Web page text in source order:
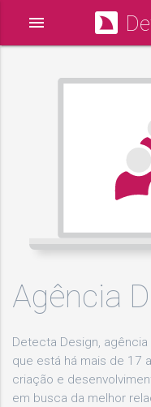
menu
Agência
Detecta Design,
que está há mais de 17
criação e
em busca da melhor